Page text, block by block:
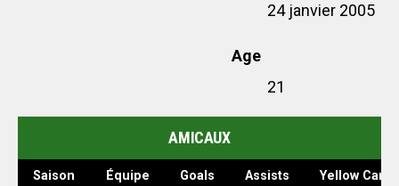
24 janvier 2005
Age
21
AMICAUX
Saison Équipe Goals Assists Yellow Cards